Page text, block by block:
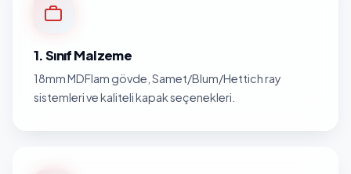
1. Sınıf Malzeme
18mm MDFlam gövde, Samet/Blum/Hettich ray
sistemleri ve kaliteli kapak seçenekleri.